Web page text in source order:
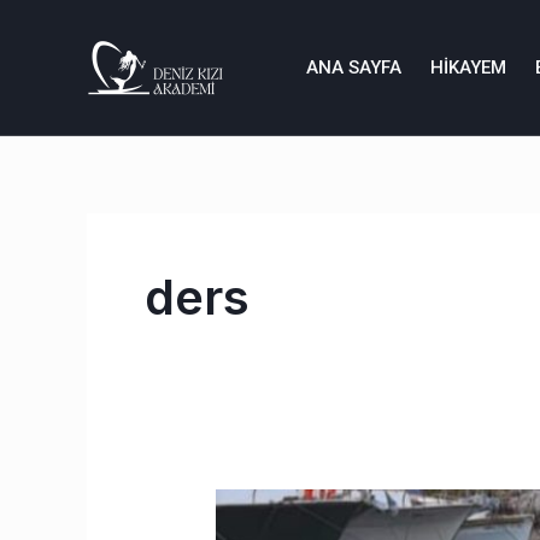
ANA SAYFA HIKAYEM
ders
2025